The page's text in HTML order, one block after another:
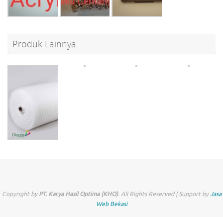
Produk Lainnya
Copyright byPT. Karya Hasil Optima (KHO). All Rights Reserved | Support byJasa
Web Bekasi